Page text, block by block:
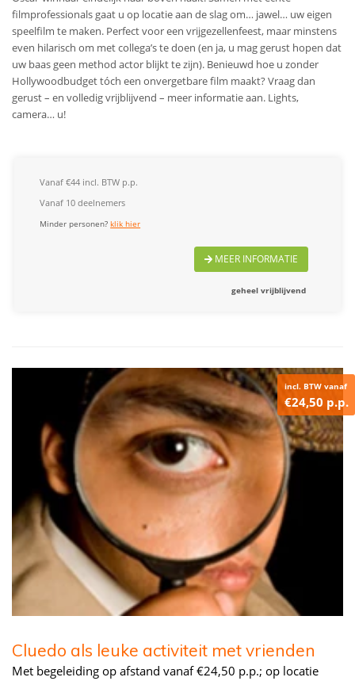
filmprofessionals gaat u op locatie aan de slag om… jawel… uw eigen
speelfilm te maken. Perfect voor een vrijgezellenfeest, maar minstens
even hilarisch om met collega’s te doen (en ja, u mag gerust hopen dat
uw baas geen method actor blijkt te zijn). Benieuwd hoe u zonder
Hollywoodbudget tóch een onvergetbare film maakt? Vraag dan
gerust – en volledig vrijblijvend – meer informatie aan. Lights,
camera… u!
Vanaf €44 incl. BTW p.p.
Vanaf 10 deelnemers
Minder personen?klik hier
MEER INFORMATIE
geheel vrijblijvend
incl. BTW vanaf
€24,50 p.p.
Cluedo als leuke activiteit met vrienden
Met begeleiding op afstand vanaf €24,50 p.p.; op locatie